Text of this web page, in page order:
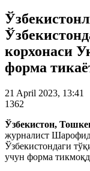
корхонаси
форма
21 April 2023, 13:41
1362
Ўзбекистон,
журналист
Ўзбекистондаги
учун форма